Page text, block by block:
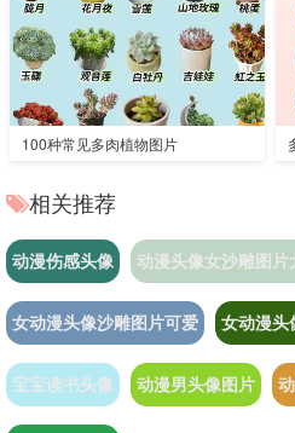
100种常见多肉植物图片
相关推荐
动漫伤感头像 动漫头像女沙雕图片
女动漫头像沙雕图片可爱 女动漫头
宝宝读书头像 动漫男头像图片